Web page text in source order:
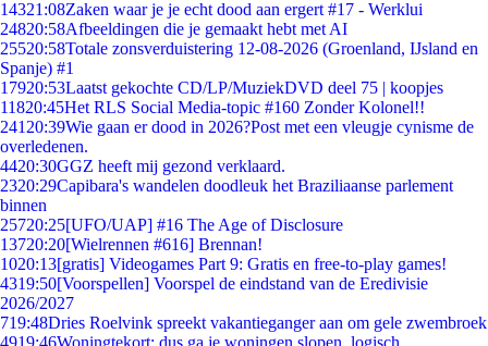
14321:08Zaken waar je je echt dood aan ergert #17 - Werklui
24820:58Afbeeldingen die je gemaakt hebt met AI
25520:58Totale zonsverduistering 12-08-2026 (Groenland, IJsland en
Spanje) #1
17920:53Laatst gekochte CD/LP/MuziekDVD deel 75 | koopjes
11820:45Het RLS Social Media-topic #160 Zonder Kolonel!!
241 20:39Wie gaan er dood in 2026?Post met een vleugje cynisme de
overledenen.
4420:30GGZ heeft mij gezond verklaard.
2320:29Capibara's wandelen doodleuk het Braziliaanse parlement
binnen
25720:25[UFO/UAP] #16 The Age of Disclosure
13720:20[Wielrennen #616] Brennan!
1020:13[gratis] Videogames Part 9: Gratis en free-to-play games!
4319:50[Voorspellen] Voorspel de eindstand van de Eredivisie
2026/2027
719:48Dries Roelvink spreekt vakantieganger aan om gele zwembroek
4919:46Woningtekort: dus ga je woningen slopen, logisch